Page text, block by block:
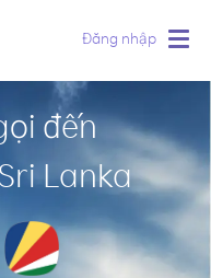
Đăng nhập
đến
Lanka